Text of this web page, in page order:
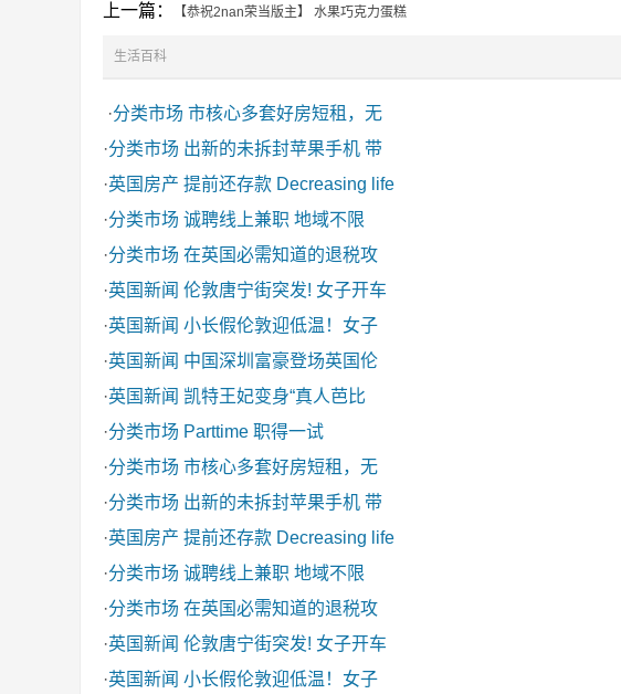
上一篇： 【恭祝2nan荣当版主】 水果巧克力蛋糕
生活百科
·分类市场 市核心多套好房短租，无
·分类市场 出新的未拆封苹果手机 带
·英国房产 提前还存款 Decreasing life
·分类市场 诚聘线上兼职 地域不限
·分类市场 在英国必需知道的退税攻
·英国新闻 伦敦唐宁街突发! 女子开车
·英国新闻 小长假伦敦迎低温！女子
·英国新闻 中国深圳富豪登场英国伦
·英国新闻 凯特王妃变身“真人芭比
·分类市场 Parttime 职得一试
·分类市场 市核心多套好房短租，无
·分类市场 出新的未拆封苹果手机 带
·英国房产 提前还存款 Decreasing life
·分类市场 诚聘线上兼职 地域不限
·分类市场 在英国必需知道的退税攻
·英国新闻 伦敦唐宁街突发! 女子开车
·英国新闻 小长假伦敦迎低温！女子